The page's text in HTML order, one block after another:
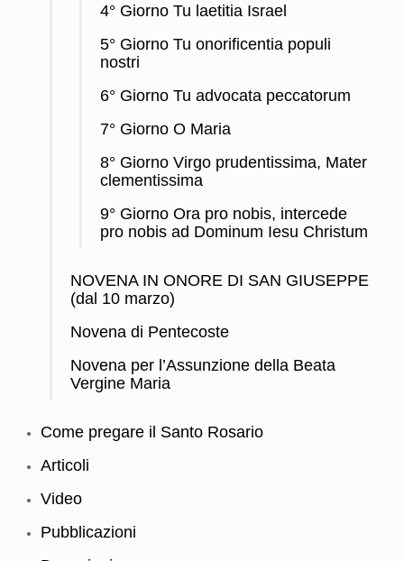
4° Giorno Tu laetitia Israel
5° Giorno Tu onorificentia populi
nostri
6° Giorno Tu advocata peccatorum
7° Giorno O Maria
8° Giorno Virgo prudentissima, Mater
clementissima
9° Giorno Ora pro nobis, intercede
pro nobis ad Dominum Iesu Christum
NOVENA IN ONORE DI SAN GIUSEPPE
(dal 10 marzo)
Novena di Pentecoste
Novena per l’Assunzione della Beata
Vergine Maria
Come pregare il Santo Rosario
Articoli
Video
Pubblicazioni